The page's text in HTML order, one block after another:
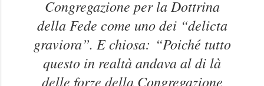
Congregazione per la Dottrina
della Fede come uno dei “delicta
graviora”. E chiosa: “Poiché tutto
questo in realtà andava al di là
delle forze della Congregazione